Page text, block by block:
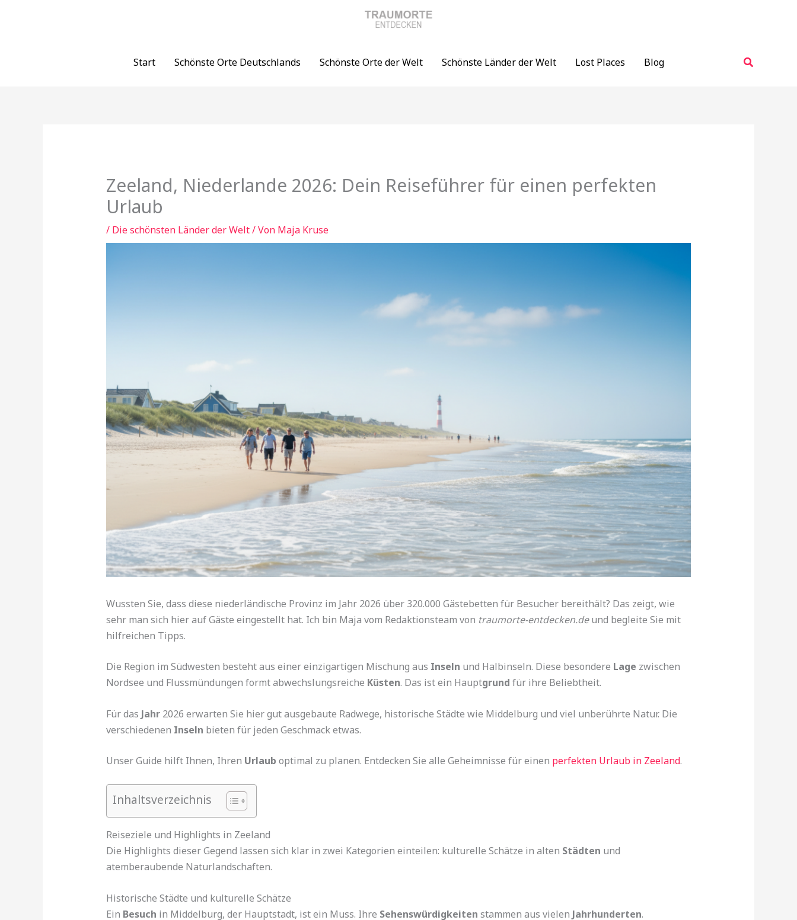
Start
Schönste Orte Deutschlands Schönste Orte der Welt Schönste Länder der Welt Lost Places Blog Suchen
Zeeland, Niederlande 2026: Dein Reiseführer für einen perfekten
Urlaub
/ Die schönsten Länder der Welt/ Von Maja Kruse
Wussten Sie, dass diese niederländische Provinz im Jahr 2026 über 320.000 Gästebetten für Besucher bereithält? Das zeigt, wie
sehr man sich hier auf Gäste eingestellt hat. Ich bin Maja vom Redaktionsteam von traumorte-entdecken.deund begleite Sie mit
hilfreichen Tipps.
Die Region im Südwesten besteht aus einer einzigartigen Mischung aus Inseln und Halbinseln. Diese besondere Lage zwischen
Nordsee und Flussmündungen formt abwechslungsreiche Küsten. Das ist ein Hauptgrund für ihre Beliebtheit.
Für das Jahr2026 erwarten Sie hier gut ausgebaute Radwege, historische Städte wie Middelburg und viel unberührte Natur. Die
verschiedenen Inseln bieten für jeden Geschmack etwas.
Unser Guide hilft Ihnen, Ihren Urlaub optimal zu planen. Entdecken Sie alle Geheimnisse für einen perfekten Urlaub in Zeeland.
Inhaltsverzeichnis
Reiseziele und Highlights in Zeeland
Die Highlights dieser Gegend lassen sich klar in zwei Kategorien einteilen: kulturelle Schätze in alten Städten und
atemberaubende Naturlandschaften.
Historische Städte und kulturelle Schätze
Ein Besuch in Middelburg, der Hauptstadt, ist ein Muss. Ihre Sehenswürdigkeiten stammen aus vielen Jahrhunderten.